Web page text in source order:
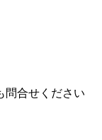
問合せください